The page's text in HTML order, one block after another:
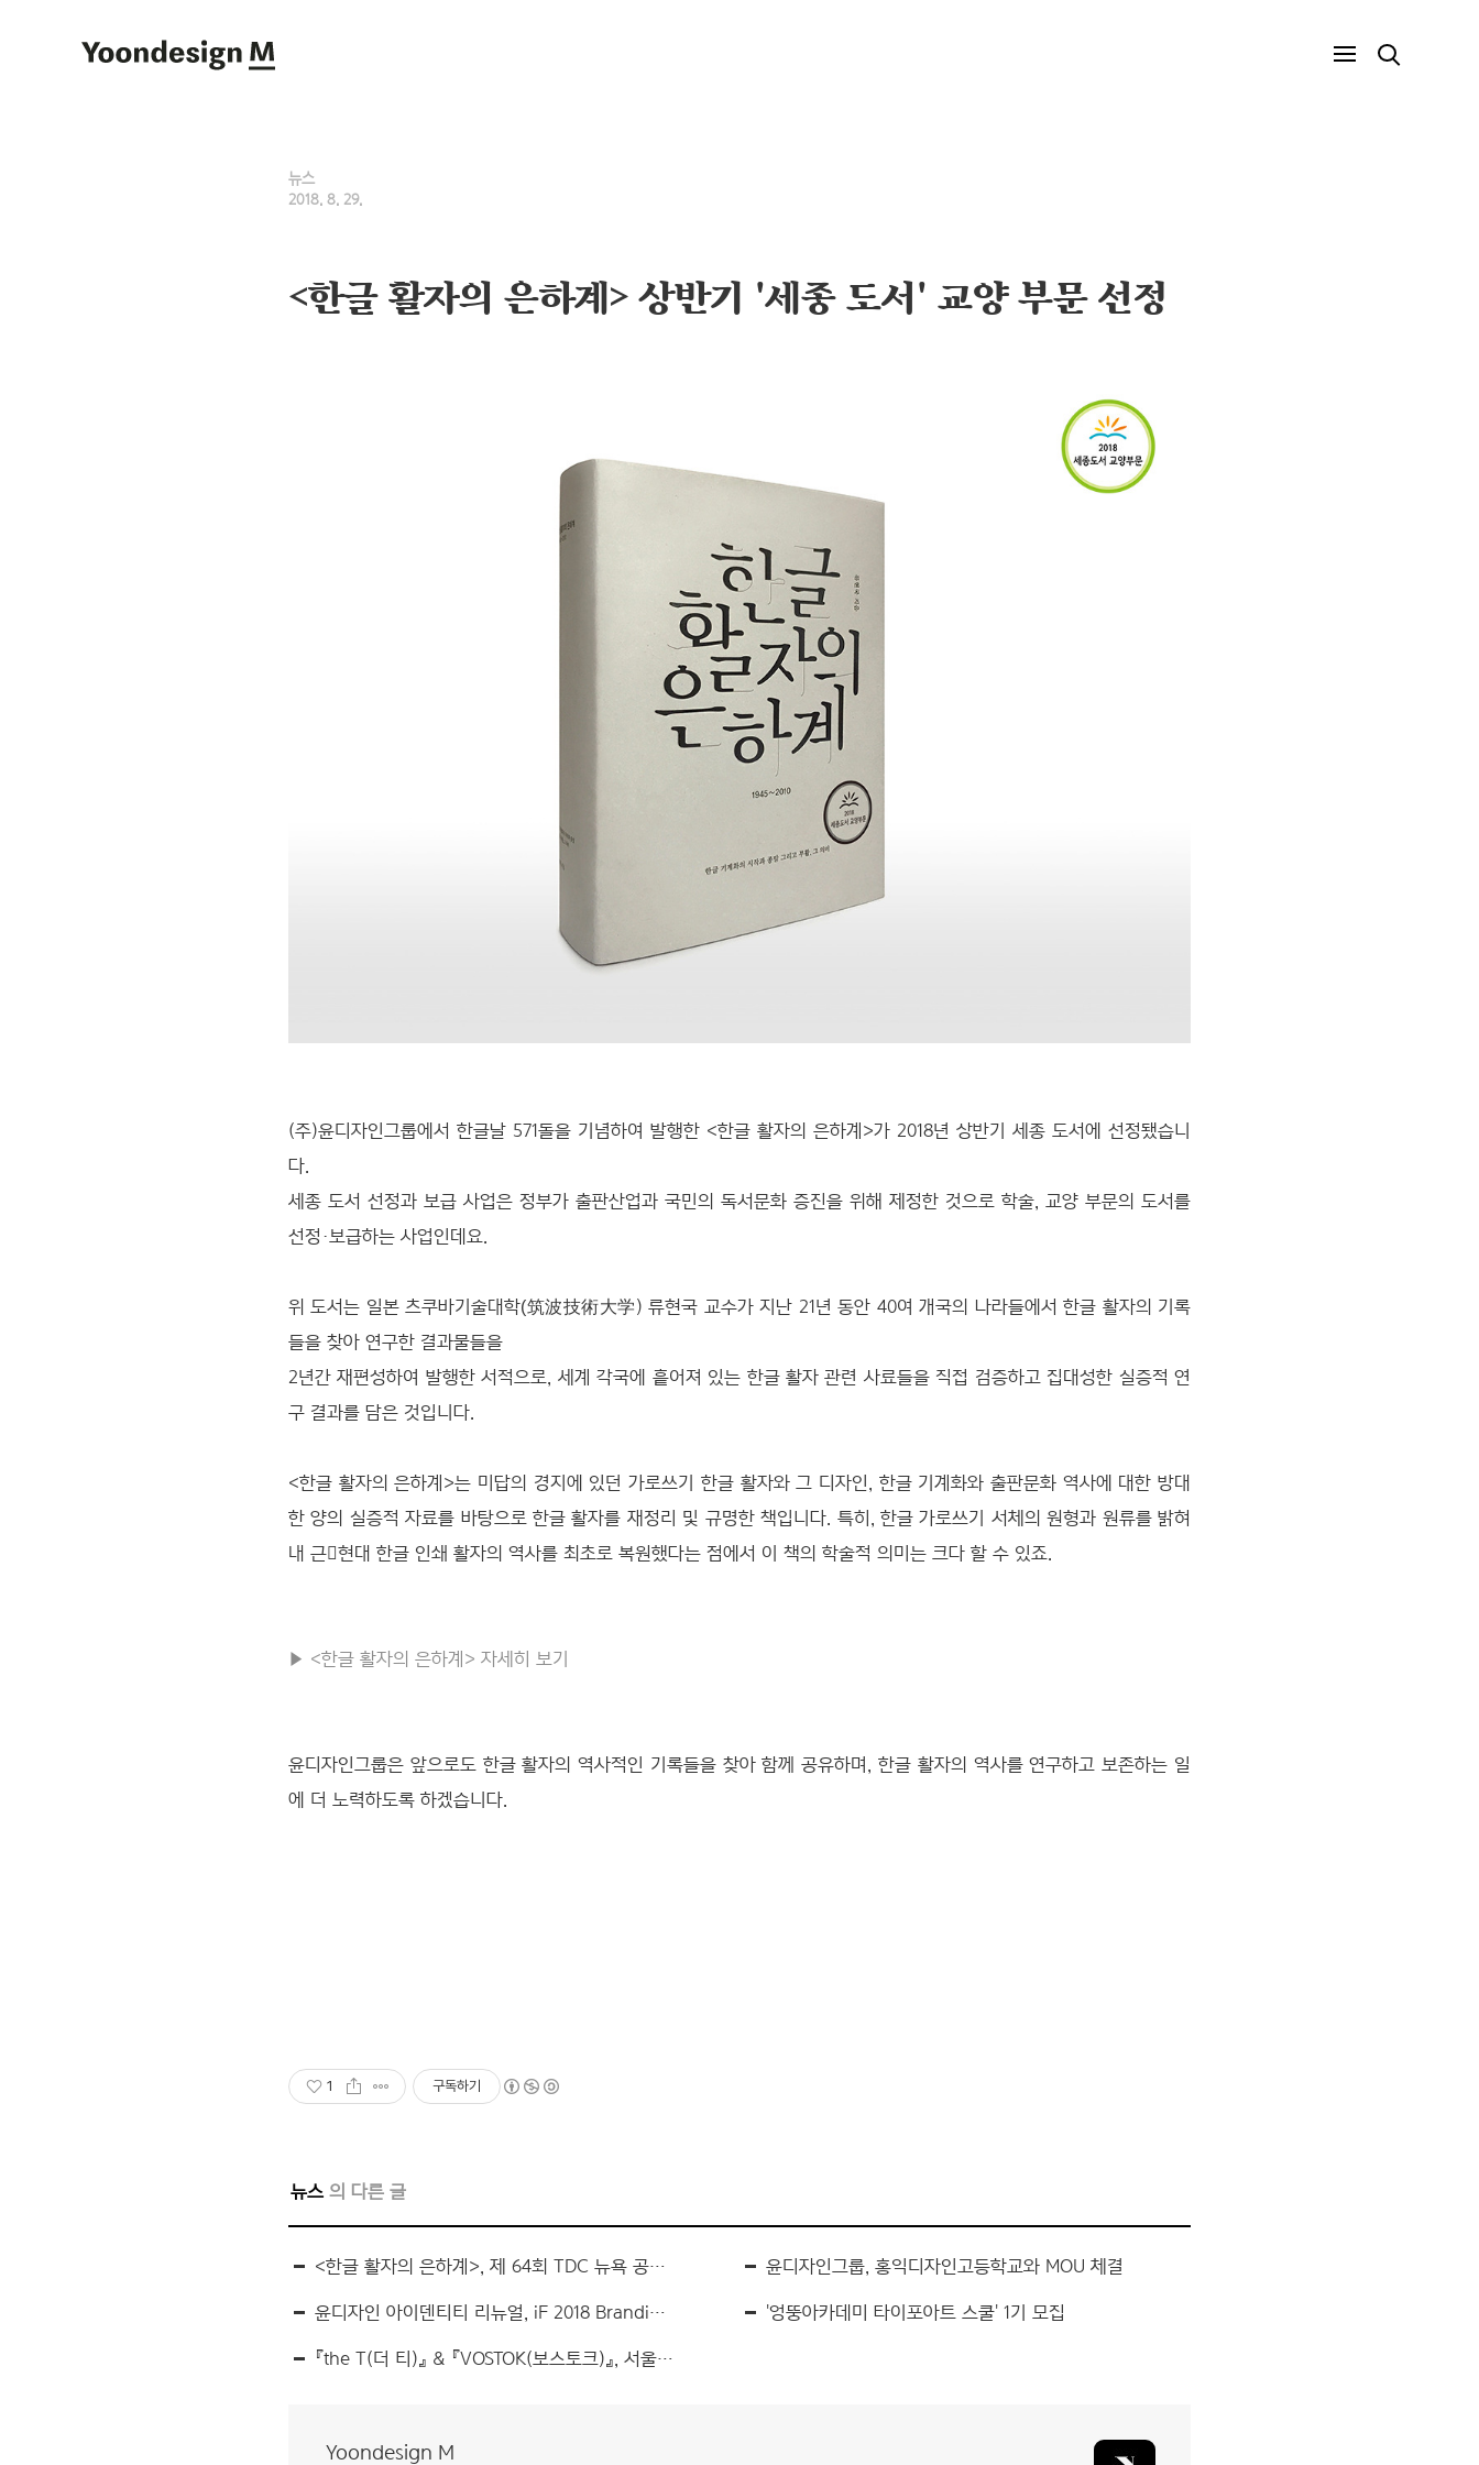
Yoondesign M
뉴스
2018. 8. 29.
<한글 활자의 은하계> 상반기 '세종 도서' 교양 부문 선정
(주)윤디자인그룹에서 한글날 571돌을 기념하여 발행한 <한글 활자의 은하계>가 2018년 상반기 세종 도서에 선정됐습니
다.
세종 도서 선정과 보급 사업은 정부가 출판산업과 국민의 독서문화 증진을 위해 제정한 것으로 학술, 교양 부문의 도서를
선정·보급하는 사업인데요.
위 도서는 일본 츠쿠바기술대학(筑波技術大学) 류현국 교수가 지난 21년 동안 40여 개국의 나라들에서 한글 활자의 기록
들을 찾아 연구한 결과물들을
2년간 재편성하여 발행한 서적으로, 세계 각국에 흩어져 있는 한글 활자 관련 사료들을 직접 검증하고 집대성한 실증적 연
구 결과를 담은 것입니다.
<한글 활자의 은하계>는 미답의 경지에 있던 가로쓰기 한글 활자와 그 디자인, 한글 기계화와 출판문화 역사에 대한 방대
한 양의 실증적 자료를 바탕으로 한글 활자를 재정리 및 규명한 책입니다. 특히, 한글 가로쓰기 서체의 원형과 원류를 밝혀
내 근현대 한글 인쇄 활자의 역사를 최초로 복원했다는 점에서 이 책의 학술적 의미는 크다 할 수 있죠.
▶ <한글 활자의 은하계> 자세히 보기
윤디자인그룹은 앞으로도 한글 활자의 역사적인 기록들을 찾아 함께 공유하며, 한글 활자의 역사를 연구하고 보존하는 일
에 더 노력하도록 하겠습니다.
1 구독하기
뉴스
<한글 활자의 은하계>, 제 64회 TDC 뉴욕 공모전에서 타이포그래픽 엑설런스 수상 윤디자인그룹, 홍익디자인고등학교와 MOU 체결
윤디자인 아이덴티티 리뉴얼, iF 2018 Branding 부문 수상 '엉뚱아카데미 타이포아트 스쿨' 1기 모집
『the T(더 티)』 & 『VOSTOK(보스토크)』, 서울국제도서전 참가
Yoondesign M